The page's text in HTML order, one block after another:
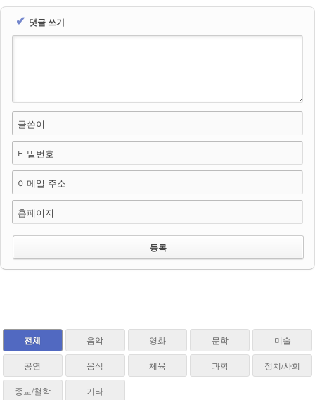
✔ 댓글 쓰기
글쓴이
비밀번호
이메일 주소
홈페이지
전체 음악 영화 문학 미술
공연 음식 체육 과학 정치/사회
종교/철학 기타